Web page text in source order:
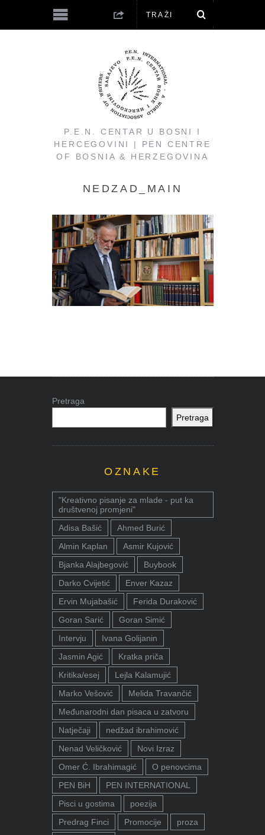
P.E.N. CENTAR U BOSNI I
HERCEGOVINI | PEN CENTRE
OF BOSNIA & HERZEGOVINA
NEDZAD_MAIN
Pretraga
Pretraga
OZNAKE
"Kreativno pisanje za mlade - put ka
društvenoj promjeni"
Adisa Bašić
Ahmed Burić
Almin Kaplan
Asmir Kujović
Bjanka Alajbegović
Buybook
Darko Cvijetić
Enver Kazaz
Ervin Mujabašić
Ferida Duraković
Goran Sarić
Goran Simić
Intervju
Ivana Golijanin
Jasmin Agić
Kratka priča
Kritika/esej
Lejla Kalamujić
Marko Vešović
Melida Travančić
Međunarodni dan pisaca u zatvoru
Natječaji
nedžad ibrahimović
Nenad Veličković
Novi Izraz
Omer Ć. Ibrahimagić
O penovcima
PEN BiH
PEN INTERNATIONAL
Pisci u gostima
poezija
Predrag Finci
Promocije
proza